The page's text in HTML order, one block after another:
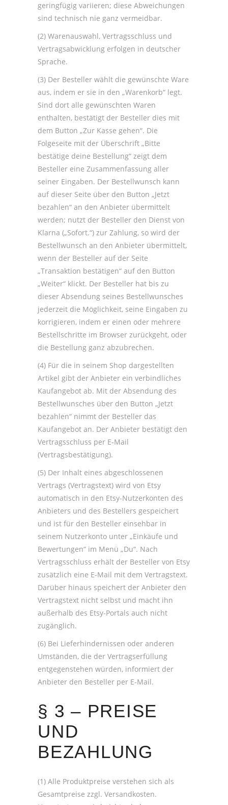
geringfügig variieren; diese Abweichungen
sind technisch nie ganz vermeidbar.
(2) Warenauswahl, Vertragsschluss und
Vertragsabwicklung erfolgen in deutscher
Sprache.
(3) Der Besteller wählt die gewünschte Ware
aus, indem er sie in den „Warenkorb“ legt.
Sind dort alle gewünschten Waren
enthalten, bestätigt der Besteller dies mit
dem Button „Zur Kasse gehen“. Die
Folgeseite mit der Überschrift „Bitte
bestätige deine Bestellung“ zeigt dem
Besteller eine Zusammenfassung aller
seiner Eingaben. Der Bestellwunsch kann
auf dieser Seite über den Button „Jetzt
bezahlen“ an den Anbieter übermittelt
werden; nutzt der Besteller den Dienst von
Klarna („Sofort.“) zur Zahlung, so wird der
Bestellwunsch an den Anbieter übermittelt,
wenn der Besteller auf der Seite
„Transaktion bestätigen“ auf den Button
„Weiter“ klickt. Der Besteller hat bis zu
dieser Absendung seines Bestellwunsches
jederzeit die Möglichkeit, seine Eingaben zu
korrigieren, indem er einen oder mehrere
Bestellschritte im Browser zurückgeht, oder
die Bestellung ganz abzubrechen.
(4) Für die in seinem Shop dargestellten
Artikel gibt der Anbieter ein verbindliches
Kaufangebot ab. Mit der Absendung des
Bestellwunsches über den Button „Jetzt
bezahlen“ nimmt der Besteller das
Kaufangebot an. Der Anbieter bestätigt den
Vertragsschluss per E-Mail
(Vertragsbestätigung).
(5) Der Inhalt eines abgeschlossenen
Vertrags (Vertragstext) wird von Etsy
automatisch in den Etsy-Nutzerkonten des
Anbieters und des Bestellers gespeichert
und ist für den Besteller einsehbar in
seinem Nutzerkonto unter „Einkäufe und
Bewertungen“ im Menü „Du“. Nach
Vertragsschluss erhält der Besteller von Etsy
zusätzlich eine E-Mail mit dem Vertragstext.
Darüber hinaus speichert der Anbieter den
Vertragstext nicht selbst und macht ihn
außerhalb des Etsy-Portals auch nicht
zugänglich.
(6) Bei Lieferhindernissen oder anderen
Umständen, die der Vertragserfüllung
entgegenstehen würden, informiert der
Anbieter den Besteller per E-Mail.
§ 3 – PREISE
UND
BEZAHLUNG
(1) Alle Produktpreise verstehen sich als
Gesamtpreise zzgl. Versandkosten.